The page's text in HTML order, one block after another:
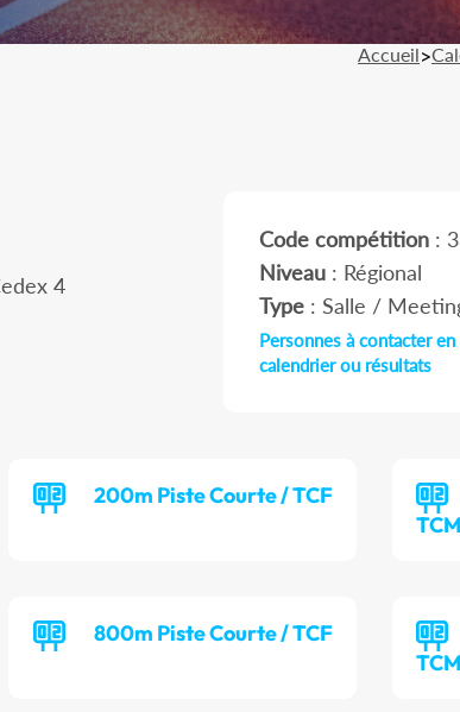
Accueil>
4
Code compétition:
Niveau: Régional
Type: Salle /
Personnes à contacter
calendrier ou résultats
200m Piste Courte / TCF
TCM
800m Piste Courte / TCF
TCM